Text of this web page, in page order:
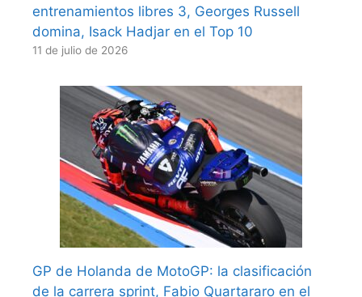
entrenamientos libres 3, Georges Russell
domina, Isack Hadjar en el Top 10
11 de julio de 2026
GP de Holanda de MotoGP: la clasificación
de la carrera sprint, Fabio Quartararo en el